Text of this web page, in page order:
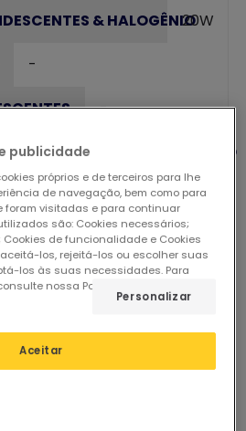
20W
-
-
240-270
5W
35W
-
publicidade
próprios e de terceiros para lhe
de navegação, bem como para
foram visitadas e para continuar
são: Cookies necessários;
de funcionalidade e Cookies
los, rejeitá-los ou escolher suas
los às suas necessidades. Para
nossa Política de Cookies.
Aceitar
Personalizar